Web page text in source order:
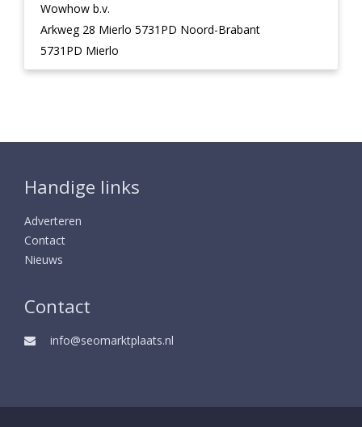
Wowhow b.v.
Arkweg 28 Mierlo 5731PD Noord-Brabant
5731PD Mierlo
Handige links
Adverteren
Contact
Nieuws
Contact
info@seomarktplaats.nl